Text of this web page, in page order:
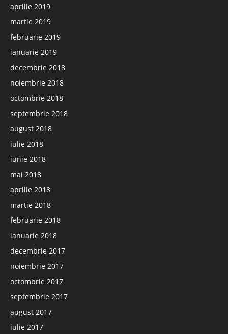
aprilie 2019
martie 2019
februarie 2019
ianuarie 2019
decembrie 2018
noiembrie 2018
octombrie 2018
septembrie 2018
august 2018
iulie 2018
iunie 2018
mai 2018
aprilie 2018
martie 2018
februarie 2018
ianuarie 2018
decembrie 2017
noiembrie 2017
octombrie 2017
septembrie 2017
august 2017
iulie 2017